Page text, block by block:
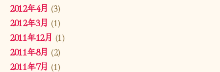
2012年4月 (3)
2012年3月 (1)
2011年12月 (1)
2011年8月 (2)
2011年7月 (1)